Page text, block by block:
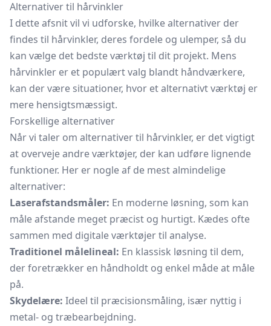
Alternativer til hårvinkler
I dette afsnit vil vi udforske, hvilke alternativer der
findes til hårvinkler, deres fordele og ulemper, så du
kan vælge det bedste værktøj til dit projekt. Mens
hårvinkler er et populært valg blandt håndværkere,
kan der være situationer, hvor et alternativt værktøj er
mere hensigtsmæssigt.
Forskellige alternativer
Når vi taler om alternativer til hårvinkler, er det vigtigt
at overveje andre værktøjer, der kan udføre lignende
funktioner. Her er nogle af de mest almindelige
alternativer:
Laserafstandsmåler: En moderne løsning, som kan
måle afstande meget præcist og hurtigt. Kædes ofte
sammen med digitale værktøjer til analyse.
Traditionel målelineal: En klassisk løsning til dem,
der foretrækker en håndholdt og enkel måde at måle
på.
Skydelære: Ideel til præcisionsmåling, især nyttig i
metal- og træbearbejdning.